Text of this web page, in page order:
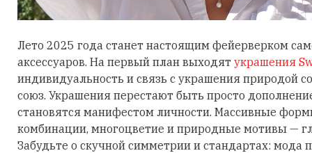
Лето 2025 года станет настоящим фейерверком
аксессуаров. На первый план выходят украшения
индивидуальность и связь с украшения природой
союз. Украшения перестают быть просто
становятся манифестом личности. Массивные
комбинации, многоцветие и природные мотивы —
Забудьте о скучной симметрии и стандартах: мода